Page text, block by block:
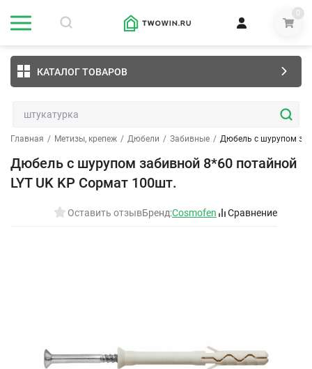
0
КАТАЛОГ ТОВАРОВ
Главная / Метизы, крепеж / Дюбели / Забивные / Дюбель с шурупом
Дюбель с шурупом забивной 8*60 потайной
LYT UK KP Сормат 100шт.
Оставить отзывБренд:Cosmofen Сравнение